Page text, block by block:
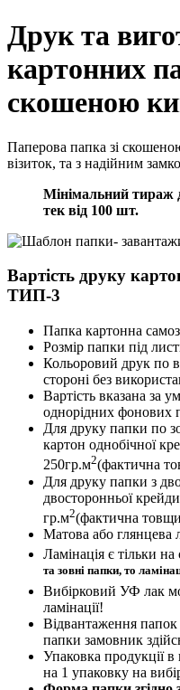
Друк та
картонних
скошеною
Паперова папка зі
візиток, та з надійним
Мінімальний тираж
тек від 100 шт.
Вартість друку
ТИП-3
Папка картонна
Розмір папки під
Кольоровий друк по
стороні без
Вартість вказана за
однорідних фонових
Для друку папки по
картон однобічної
250гр.м2(фактична
Для друку папки з
двосторонньої
гр.м2(фактична
Матова або глянцева
Ламінація є тільки
та зовні папки, то
Вибірковий УФ лак
ламінації!
Відвантаження папок
папки замовник
Упаковка продукції
на 1 упаковку на